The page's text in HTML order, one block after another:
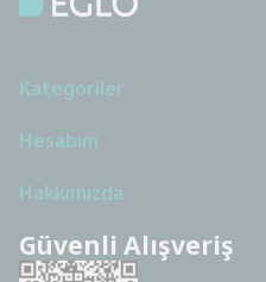
Kategoriler
Hesabım
Hakkımızda
Güvenli Alışveriş